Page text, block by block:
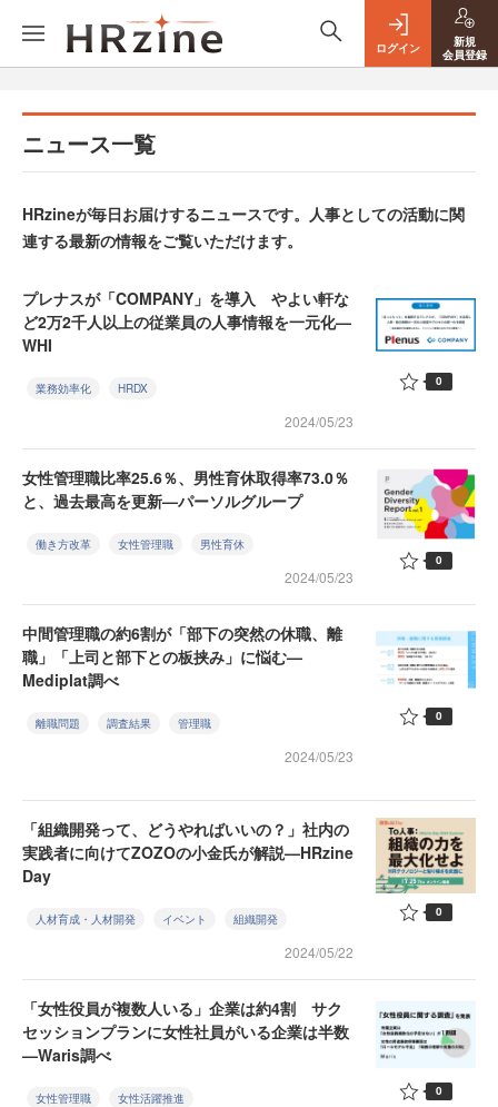
ログイン
新規
会員登録
ニュース一覧
HRzineが毎日お届けするニュースです。人事としての活動に関
連する最新の情報をご覧いただけます。
プレナスが「COMPANY」を導入 やよい軒な
ど2万2千人以上の従業員の人事情報を一元化—
WHI
業務効率化 HRDX
2024/05/23
0
女性管理職比率25.6％、男性育休取得率73.0％
と、過去最高を更新—パーソルグループ
働き方改革 女性管理職 男性育休
2024/05/23
0
中間管理職の約6割が「部下の突然の休職、離
職」「上司と部下との板挟み」に悩む—
Mediplat調べ
離職問題 調査結果 管理職
2024/05/23
0
「組織開発って、どうやればいいの？」社内の
実践者に向けてZOZOの小金氏が解説—HRzine
Day
人材育成・人材開発 イベント 組織開発
2024/05/22
0
「女性役員が複数人いる」企業は約4割 サク
セッションプランに女性社員がいる企業は半数
—Waris調べ
女性管理職 女性活躍推進 0